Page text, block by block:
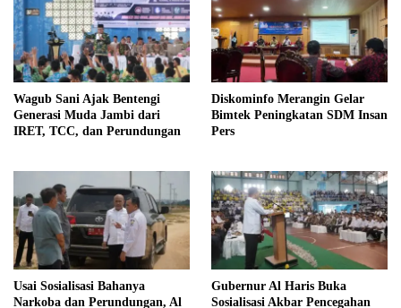
Wagub Sani Ajak Bentengi
Generasi Muda Jambi dari
IRET, TCC, dan Perundungan
Diskominfo Merangin Gelar
Bimtek Peningkatan SDM Insan
Pers
Usai Sosialisasi Bahanya
Narkoba dan Perundungan, Al
Gubernur Al Haris Buka
Sosialisasi Akbar Pencegahan